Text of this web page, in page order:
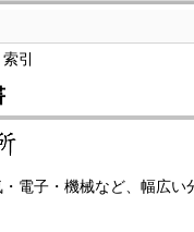
引
電子・機械など、幅広い